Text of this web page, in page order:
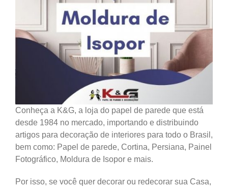
Conheça a K&G, a loja do papel de parede que está
desde 1984 no mercado, importando e distribuindo
artigos para decoração de interiores para todo o Brasil,
bem como: Papel de parede, Cortina, Persiana, Painel
Fotográfico, Moldura de Isopor e mais.
Por isso, se você quer decorar ou redecorar sua Casa,